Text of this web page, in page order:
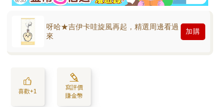
呀哈★吉伊卡哇旋風再起，精選周邊看過
來
加購
喜歡+1
寫評價
賺金幣